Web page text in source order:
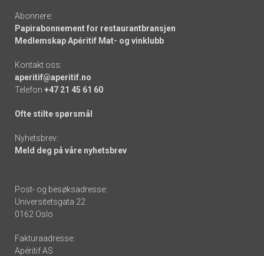
Abonnere:
Papirabonnement for restaurantbransjen
Medlemskap Apéritif Mat- og vinklubb
Kontakt oss:
aperitif@aperitif.no
Telefon +47 21 45 61 60
Ofte stilte spørsmål
Nyhetsbrev:
Meld deg på våre nyhetsbrev
Post- og besøksadresse:
Universitetsgata 22
0162 Oslo
Fakturaadresse:
Apéritif AS